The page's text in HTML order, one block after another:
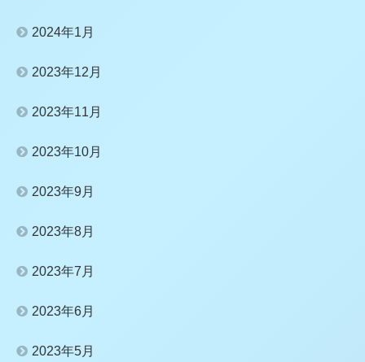
2024年1月
2023年12月
2023年11月
2023年10月
2023年9月
2023年8月
2023年7月
2023年6月
2023年5月